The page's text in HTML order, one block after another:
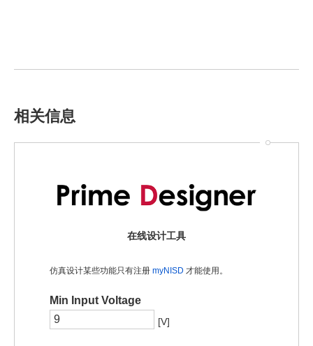
相关信息
在线设计工具
仿真设计某些功能只有注册 myNISD 才能使用。
Min Input Voltage
[V]